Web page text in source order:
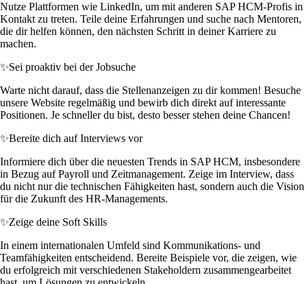
Nutze Plattformen wie LinkedIn, um mit anderen SAP HCM-Profis in
Kontakt zu treten. Teile deine Erfahrungen und suche nach Mentoren,
die dir helfen können, den nächsten Schritt in deiner Karriere zu
machen.
✨Sei proaktiv bei der Jobsuche
Warte nicht darauf, dass die Stellenanzeigen zu dir kommen! Besuche
unsere Website regelmäßig und bewirb dich direkt auf interessante
Positionen. Je schneller du bist, desto besser stehen deine Chancen!
✨Bereite dich auf Interviews vor
Informiere dich über die neuesten Trends in SAP HCM, insbesondere
in Bezug auf Payroll und Zeitmanagement. Zeige im Interview, dass
du nicht nur die technischen Fähigkeiten hast, sondern auch die Vision
für die Zukunft des HR-Managements.
✨Zeige deine Soft Skills
In einem internationalen Umfeld sind Kommunikations- und
Teamfähigkeiten entscheidend. Bereite Beispiele vor, die zeigen, wie
du erfolgreich mit verschiedenen Stakeholdern zusammengearbeitet